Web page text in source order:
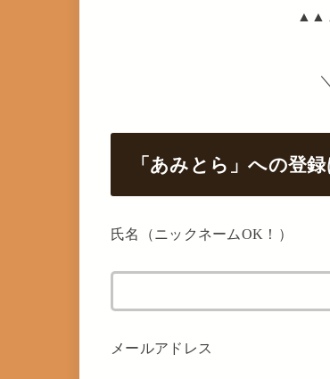
「あみとら」への登
氏名（ニックネームOK！）
メールアドレス